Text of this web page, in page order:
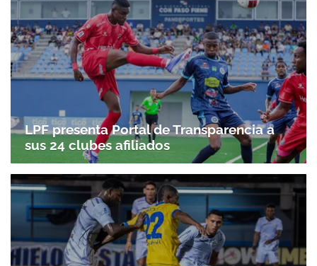
LPF presenta Portal de Transparencia a
sus 24 clubes afiliados